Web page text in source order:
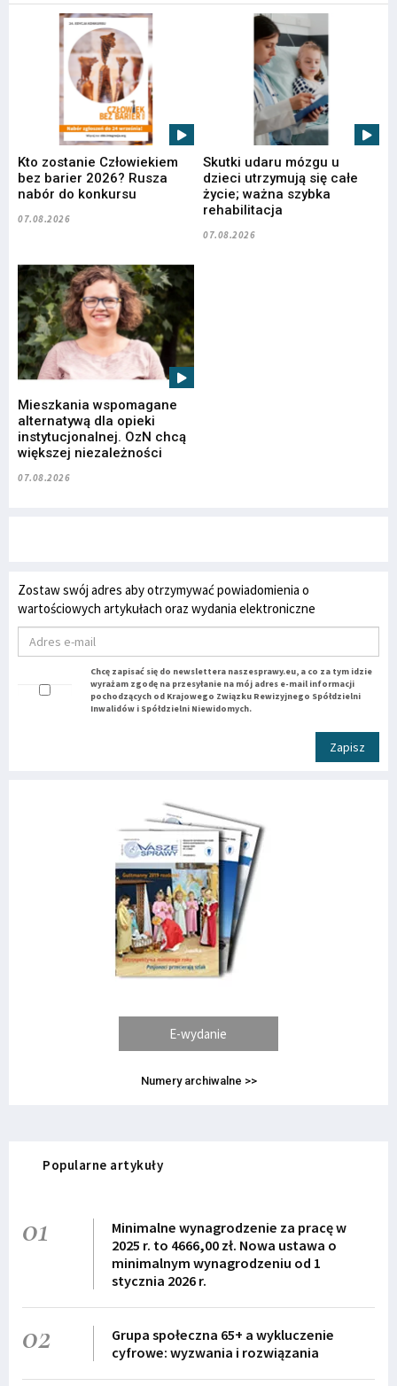
Kto zostanie Człowiekiem
bez barier 2026? Rusza
nabór do konkursu
07.08.2026
Skutki udaru mózgu u
dzieci utrzymują się całe
życie; ważna szybka
rehabilitacja
07.08.2026
Mieszkania wspomagane
alternatywą dla opieki
instytucjonalnej. OzN chcą
większej niezależności
07.08.2026
Zostaw swój adres aby otrzymywać powiadomienia o
wartościowych artykułach oraz wydania elektroniczne
Chcę zapisać się do newslettera naszesprawy.eu, a co za tym idzie
wyrażam zgodę na przesyłanie na mój adres e-mail informacji
pochodzących od Krajowego Związku Rewizyjnego Spółdzielni
Inwalidów i Spółdzielni Niewidomych.
Zapisz
E-wydanie
Numery archiwalne >>
Popularne artykuły
01
Minimalne wynagrodzenie za pracę w
2025 r. to 4666,00 zł. Nowa ustawa o
minimalnym wynagrodzeniu od 1
stycznia 2026 r.
02
Grupa społeczna 65+ a wykluczenie
cyfrowe: wyzwania i rozwiązania